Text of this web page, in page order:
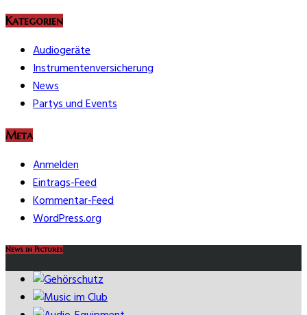
Kategorien
Audiogeräte
Instrumentenversicherung
News
Partys und Events
Meta
Anmelden
Eintrags-Feed
Kommentar-Feed
WordPress.org
News in Pictures